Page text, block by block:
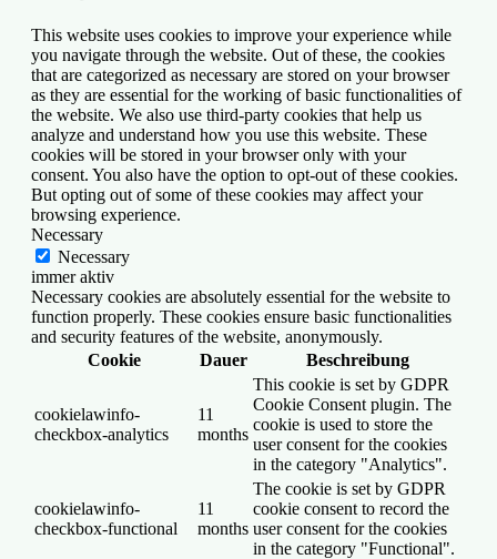
This website uses cookies to improve your experience while
you navigate through the website. Out of these, the cookies
that are categorized as necessary are stored on your browser
as they are essential for the working of basic functionalities of
the website. We also use third-party cookies that help us
analyze and understand how you use this website. These
cookies will be stored in your browser only with your
consent. You also have the option to opt-out of these cookies.
But opting out of some of these cookies may affect your
browsing experience.
Necessary
Necessary
immer aktiv
Necessary cookies are absolutely essential for the website to
function properly. These cookies ensure basic functionalities
and security features of the website, anonymously.
Cookie
Dauer Beschreibung
cookielawinfo-
checkbox-analytics
11
months
This cookie is set by GDPR
Cookie Consent plugin. The
cookie is used to store the
user consent for the cookies
in the category "Analytics".
cookielawinfo-
checkbox-functional
11
months
The cookie is set by GDPR
cookie consent to record the
user consent for the cookies
in the category "Functional".